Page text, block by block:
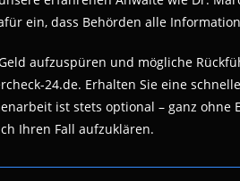
ein, dass Behörden alle
aufzuspüren und mögliche
24.de. Erhalten Sie eine
ist stets optional – ganz ohne
Ihren Fall aufzuklären.